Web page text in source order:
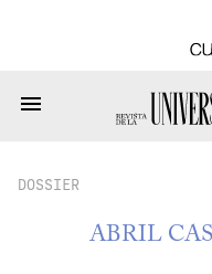
DOSSIER
ABRIL